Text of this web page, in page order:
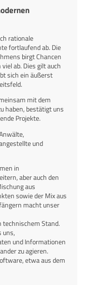
rationale
fortlaufend ab. Die
birgt Chancen
ab. Dies gilt auch
sich ein äußerst
mit dem
haben, bestätigt uns
Projekte.
und
in
aber auch den
aus
sowie der Mix aus
macht unser
technischem Stand.
uns,
und Informationen
zu agieren.
etwa aus dem